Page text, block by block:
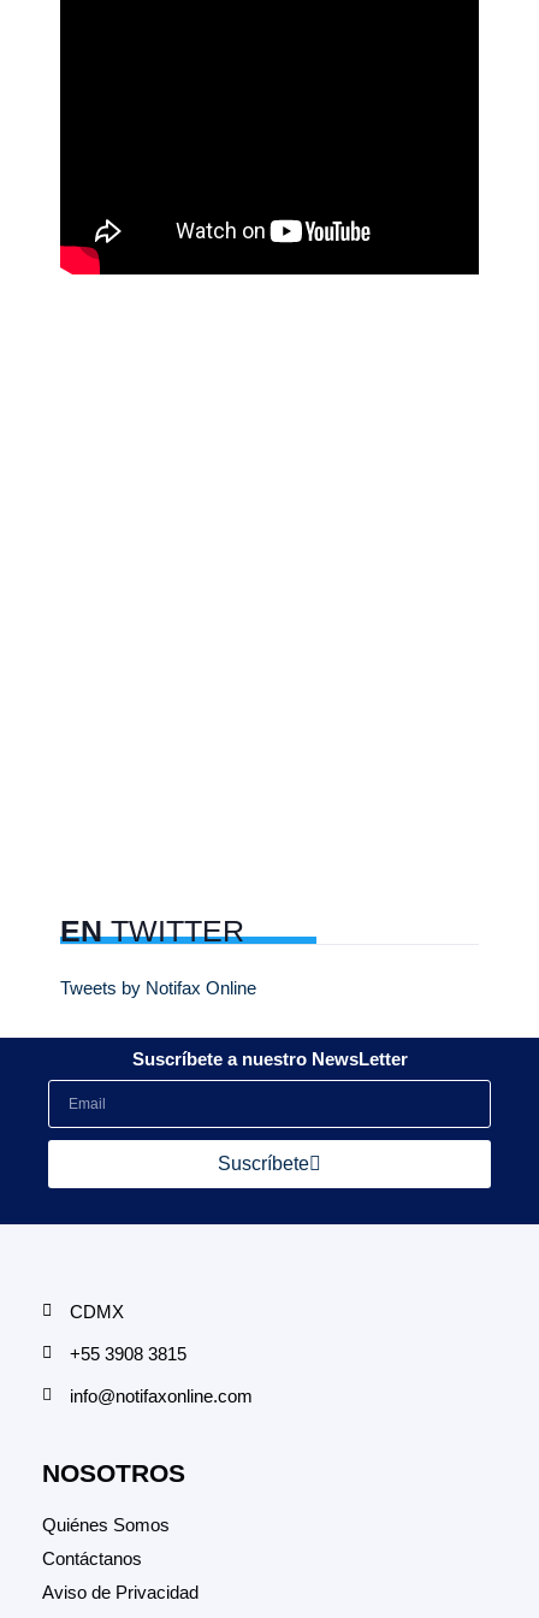
ENTWITTER
Tweets by Notifax Online
Suscríbete a nuestro NewsLetter
Suscríbete
CDMX
+55 3908 3815
info@notifaxonline.com
NOSOTROS
Quiénes Somos
Contáctanos
Aviso de Privacidad